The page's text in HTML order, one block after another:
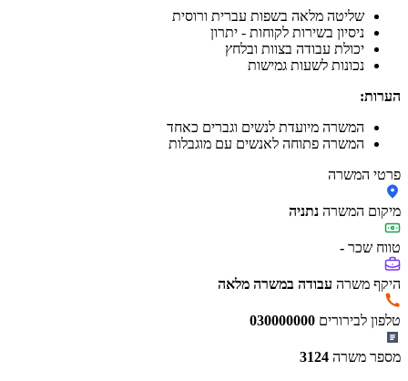
שליטה מלאה בשפות עברית ורוסית
ניסיון בשירות לקוחות - יתרון
יכולת עבודה בצוות ובלחץ
נכונות לשעות גמישות
הערות:
המשרה מיועדת לנשים וגברים כאחד
המשרה פתוחה לאנשים עם מוגבלות
פרטי המשרה
מיקום המשרה נתניה
טווח שכר -
היקף משרה עבודה במשרה מלאה
טלפון לבירורים 030000000
מספר משרה 3124